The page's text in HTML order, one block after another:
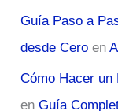
Guía Paso a
desde Cero en
Cómo Hacer un
enGuía